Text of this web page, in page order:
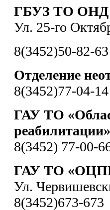
ГБУЗ ТО ОНД
Ул. 25-го
8(3452)50-82-63
Отделение
8(3452)77-04-14
ГАУ ТО
реабилитации»
8(3452) 77-00-
ГАУ ТО
Ул.
8(3452)673-673